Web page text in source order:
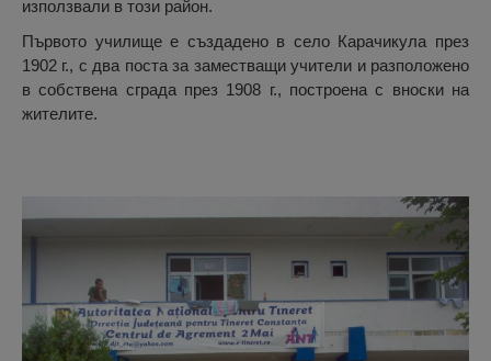
използвали в този район.
Първото училище е създадено в село Карачикула през
1902 г., с два поста за заместващи учители и разположено
в собствена сграда през 1908 г., построена с вноски на
жителите.